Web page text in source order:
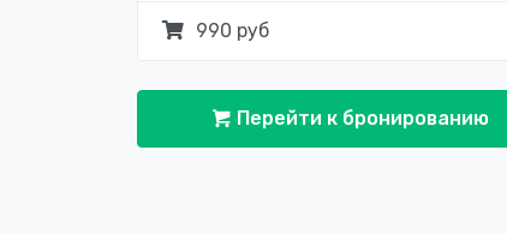
990 руб
Перейти к бронированию